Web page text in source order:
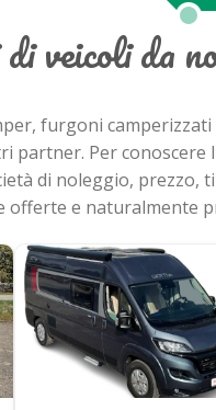
veicoli da
furgoni
partner. Per
di noleggio,
offerte e naturalmente